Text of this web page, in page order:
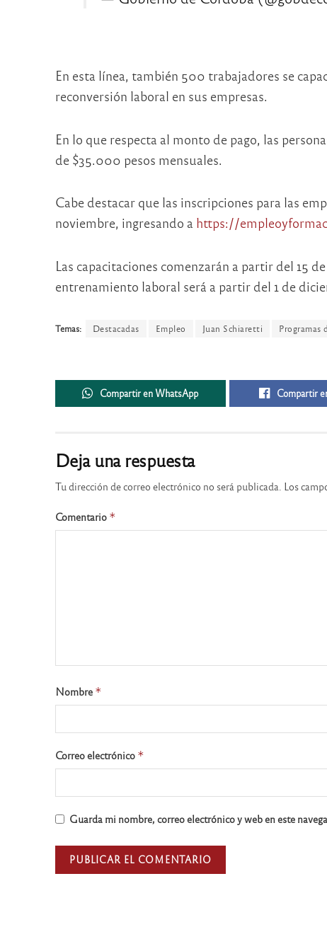
En esta línea, también 500 trabajadores se
reconversión laboral en sus empresas.
En lo que respecta al monto de pago, las
de $35.000 pesos mensuales.
Cabe destacar que las inscripciones para las
noviembre, ingresando a https://
Las capacitaciones comenzarán a partir del 15
entrenamiento laboral será a partir del 1 de
Temas: Destacadas Empleo Juan Schiaretti Programas
Compartir en WhatsApp Compartir
Deja una respuesta
Tu dirección de correo electrónico no será publicada. Los
Comentario *
Nombre *
Correo electrónico *
Guarda mi nombre, correo electrónico y web en este